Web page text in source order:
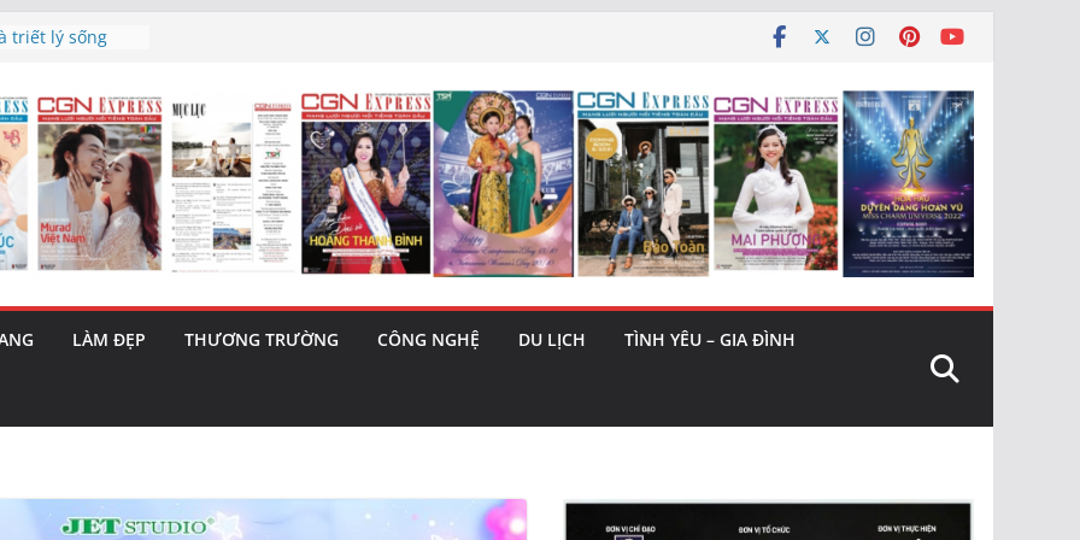
triết lý sống
hit “Tôi là
– 1 Cơ hội
cùng MTH
8): Bật tăng
và nguy cơ trốn
LÀM ĐẸP THƯƠNG TRƯỜNG CÔNG NGHỆ DU LỊCH TÌNH YÊU – GIA ĐÌNH